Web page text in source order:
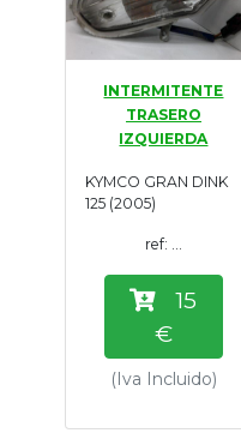
Motores
Usados
Tasaciones
Formulario
Empresa
Contacto
INTERMITENTE
TRASERO
IZQUIERDA
KYMCO GRAN DINK
125 (2005)
ref: ...
15
€
(Iva Incluido)